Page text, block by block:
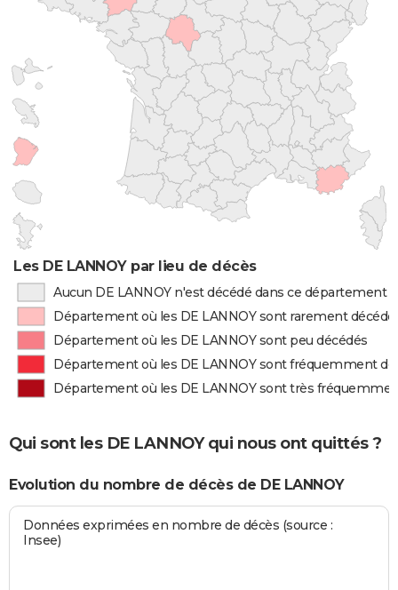
Les DE LANNOY par lieu de décès
Aucun DE LANNOY n'est décédé dans ce département
Département où les DE LANNOY sont rarement
Département où les DE LANNOY sont peu décédés
Département où les DE LANNOY sont fréquemment
Département où les DE LANNOY sont très
Qui sont les DE LANNOY qui nous ont quittés ?
Evolution du nombre de décès de DE LANNOY
Données exprimées en nombre de décès (source :
Insee)